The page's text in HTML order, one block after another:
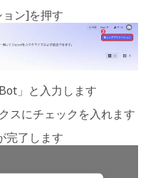
ン]を押す
」と入力します
スにチェックを入れます
完了します